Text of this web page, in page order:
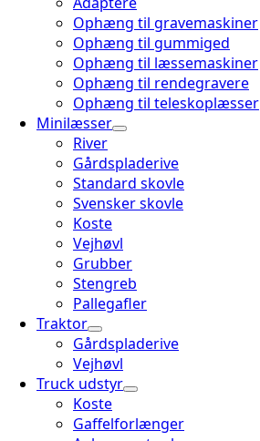
Ophæng til gravemaskiner
Ophæng til gummiged
Ophæng til læssemaskiner
Ophæng til rendegravere
Ophæng til teleskoplæsser
Minilæsser
River
Gårdspladerive
Standard skovle
Svensker skovle
Koste
Vejhøvl
Grubber
Stengreb
Pallegafler
Traktor
Gårdspladerive
Vejhøvl
Truck udstyr
Koste
Gaffelforlænger